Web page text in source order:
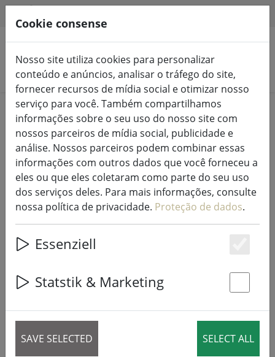
Pesquisar produtos
Home Luzes de fadas e iluminação Luzes de fadas
Extensão de luzes de fadas Sirius
Tech-Line 230V 10 m preto
‹ ›
Cookie consense
Nosso site utiliza cookies para personalizar
conteúdo e anúncios, analisar o tráfego do site,
fornecer recursos de mídia social e otimizar nosso
serviço para você. Também compartilhamos
informações sobre o seu uso do nosso site com
nossos parceiros de mídia social, publicidade e
análise. Nossos parceiros podem combinar essas
informações com outros dados que você forneceu a
eles ou que eles coletaram como parte do seu uso
dos serviços deles. Para mais informações, consulte
nossa política de privacidade. Proteção de dados.
Essenziell
Statstik & Marketing
SAVE SELECTED SELECT ALL